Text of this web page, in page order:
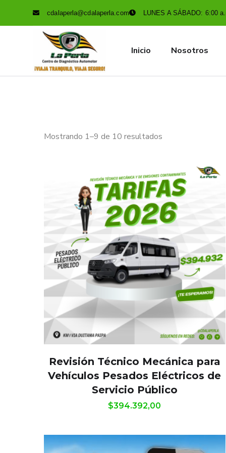
cdalaperla@cdalaperla.com LUNES A SÁBADO: 6:00
Inicio Nosotros
Mostrando 1–9 de 10 resultados
Revisión Técnico Mecánica para
Vehículos Pesados Eléctricos de
Servicio Público
$394.392,00